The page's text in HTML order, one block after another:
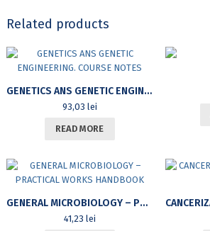
Related products
GENETICS ANS GENETIC ENGINEERING. COURSE NOTES
93,03 lei
READ MORE
GENERAL MICROBIOLOGY – PRACTICAL WORKS HANDBOOK
41,23 lei